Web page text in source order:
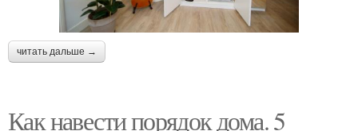
читать дальше →
Как навести порядок дома. 5